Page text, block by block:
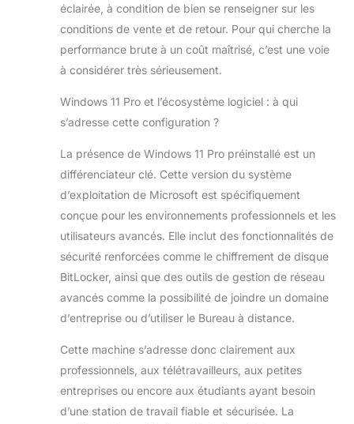
éclairée, à condition de bien se renseigner sur les
conditions de vente et de retour. Pour qui cherche la
performance brute à un coût maîtrisé, c’est une voie
à considérer très sérieusement.
Windows 11 Pro et l’écosystème logiciel : à qui
s’adresse cette configuration ?
La présence de Windows 11 Pro préinstallé est un
différenciateur clé. Cette version du système
d’exploitation de Microsoft est spécifiquement
conçue pour les environnements professionnels et les
utilisateurs avancés. Elle inclut des fonctionnalités de
sécurité renforcées comme le chiffrement de disque
BitLocker, ainsi que des outils de gestion de réseau
avancés comme la possibilité de joindre un domaine
d’entreprise ou d’utiliser le Bureau à distance.
Cette machine s’adresse donc clairement aux
professionnels, aux télétravailleurs, aux petites
entreprises ou encore aux étudiants ayant besoin
d’une station de travail fiable et sécurisée. La